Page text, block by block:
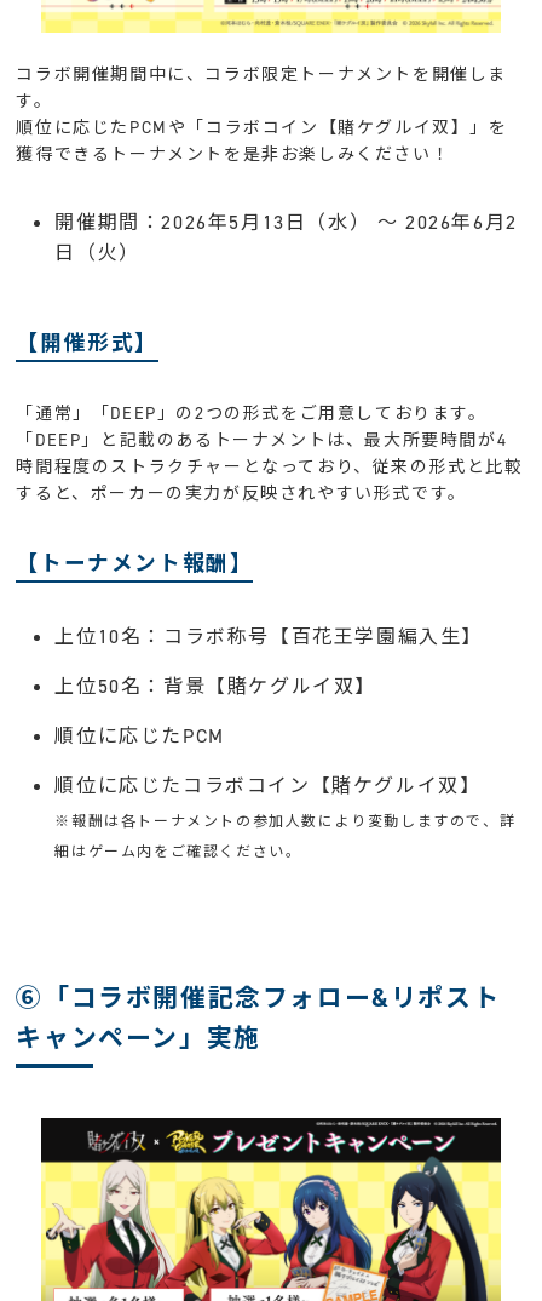
コラボ開催期間中に、コラボ限定トーナメントを開催しま
す。
順位に応じたPCMや「コラボコイン【賭ケグルイ双】」を
獲得できるトーナメントを是非お楽しみください！
開催期間：2026年5月13日（水） 〜 2026年6月2
日（火）
【開催形式】
「通常」「DEEP」の2つの形式をご用意しております。
「DEEP」と記載のあるトーナメントは、最大所要時間が4
時間程度のストラクチャーとなっており、従来の形式と比較
すると、ポーカーの実力が反映されやすい形式です。
【トーナメント報酬】
上位10名：コラボ称号【百花王学園編入生】
上位50名：背景【賭ケグルイ双】
順位に応じたPCM
順位に応じたコラボコイン【賭ケグルイ双】
※報酬は各トーナメントの参加人数により変動しますので、詳
細はゲーム内をご確認ください。
⑥「コラボ開催記念フォロー&リポスト
キャンペーン」実施